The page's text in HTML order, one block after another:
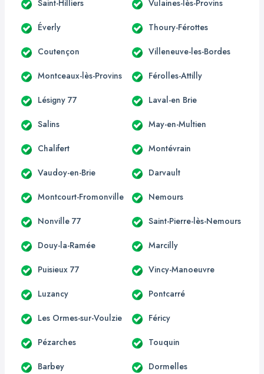
Saint-Hilliers Vulaines-lès-Provins
Éverly Thoury-Férottes
Coutençon Villeneuve-les-Bordes
Montceaux-lès-Provins Férolles-Attilly
Lésigny 77 Laval-en Brie
Salins May-en-Multien
Chalifert Montévrain
Vaudoy-en-Brie Darvault
Montcourt-Fromonville Nemours
Nonville 77 Saint-Pierre-lès-Nemours
Douy-la-Ramée Marcilly
Puisieux 77 Vincy-Manoeuvre
Luzancy Pontcarré
Les Ormes-sur-Voulzie Féricy
Pézarches Touquin
Barbey Dormelles